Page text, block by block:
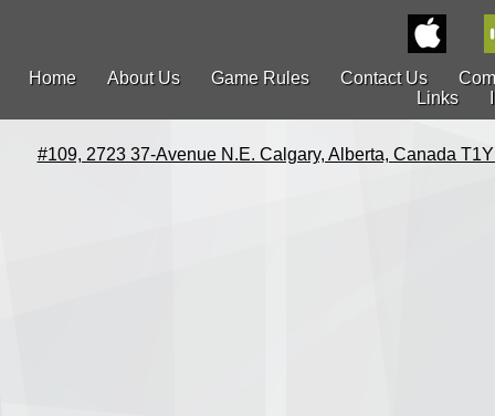
Home About Us Game Rules Contact Us
Links
#109, 2723 37-Avenue N.E. Calgary, Alberta, Canada